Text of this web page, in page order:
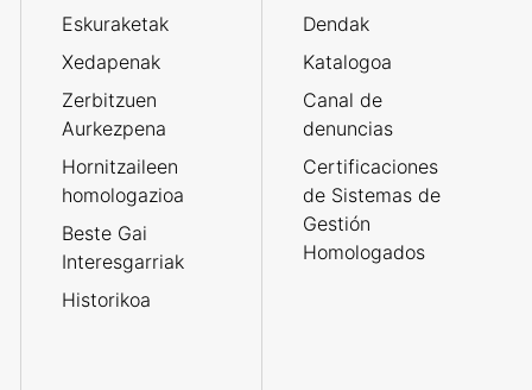
Eskuraketak
Xedapenak
Zerbitzuen
Aurkezpena
Hornitzaileen
homologazioa
Beste Gai
Interesgarriak
Historikoa
Dendak
Katalogoa
Canal de
denuncias
Certificaciones
de Sistemas de
Gestión
Homologados